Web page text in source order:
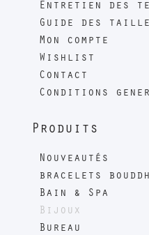
Entretien des
Guide des
Mon compte
Wishlist
Contact
Conditions
Produits
Nouveautés
bracelets
Bain & Spa
Bijoux
Bureau